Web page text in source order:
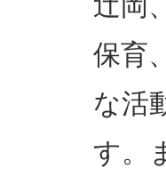
保育
な活
す。